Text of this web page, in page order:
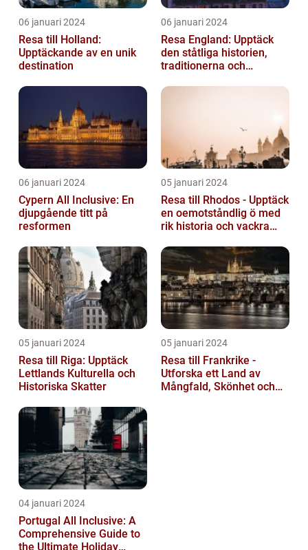
06 januari 2024
Resa till Holland:
Upptäckande av en unik
destination
06 januari 2024
Resa England: Upptäck
den ståtliga historien,
traditionerna och
06 januari 2024
Cypern All Inclusive: En
djupgående titt på
resformen
05 januari 2024
Resa till Rhodos - Upptäck
en oemotståndlig ö med
rik historia och vackra
05 januari 2024
Resa till Riga: Upptäck
Lettlands Kulturella och
Historiska Skatter
05 januari 2024
Resa till Frankrike -
Utforska ett Land av
Mångfald, Skönhet och
04 januari 2024
Portugal All Inclusive: A
Comprehensive Guide to
the Ultimate Holiday